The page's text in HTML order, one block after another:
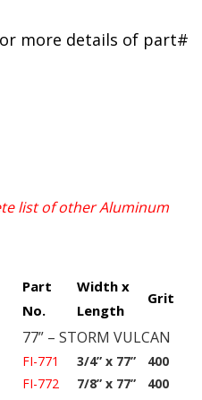
more details of part#
list of other Aluminum
Part
No.
Width x
Length
Grit
77” – STORM VULCAN
FI-771 3/4” x 77”
400
FI-772
7/8” x 77”
400